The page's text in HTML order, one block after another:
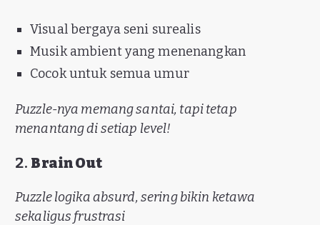
Visual bergaya seni surealis
Musik ambient yang menenangkan
Cocok untuk semua umur
Puzzle-nya memang santai, tapi tetap
menantang di setiap level!
2. Brain Out
Puzzle logika absurd, sering bikin ketawa
sekaligus frustrasi